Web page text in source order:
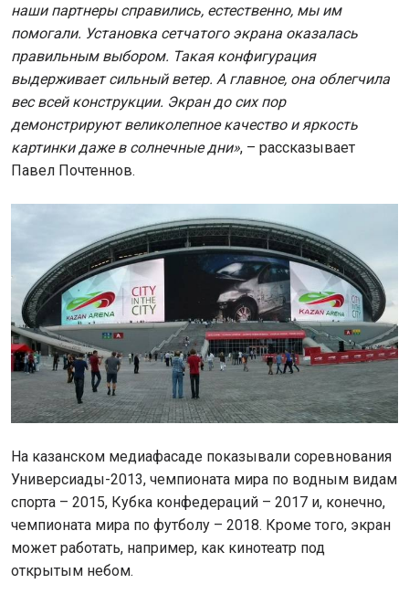
наши партнеры справились, естественно, мы им
помогали. Установка сетчатого экрана оказалась
правильным выбором. Такая конфигурация
выдерживает сильный ветер. А главное, она облегчила
вес всей конструкции. Экран до сих пор
демонстрируют великолепное качество и яркость
картинки даже в солнечные дни», – рассказывает
Павел Почтеннов.
На казанском медиафасаде показывали соревнования
Универсиады-2013, чемпионата мира по водным видам
спорта – 2015, Кубка конфедераций – 2017 и, конечно,
чемпионата мира по футболу – 2018. Кроме того, экран
может работать, например, как кинотеатр под
открытым небом.